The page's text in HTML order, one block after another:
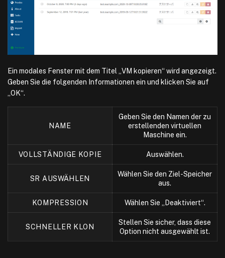
Ein modales Fenster mit dem Titel „VM kopieren“ wird angezeigt.
Geben Sie die folgenden Informationen ein und klicken Sie auf
„OK“.
NAME
Geben Sie den Namen der zu
erstellenden virtuellen
Maschine ein.
VOLLSTÄNDIGE KOPIE Auswählen.
SR AUSWÄHLEN
Wählen Sie den Ziel-Speicher
aus.
KOMPRESSION Wählen Sie „Deaktiviert“.
SCHNELLER KLON
Stellen Sie sicher, dass diese
Option nicht ausgewählt ist.